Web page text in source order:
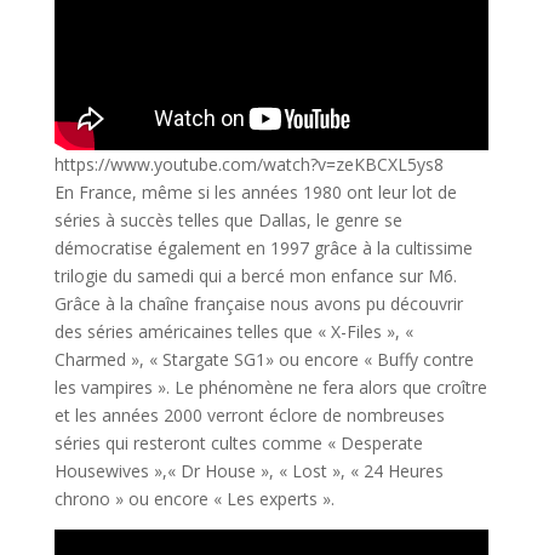
https://www.youtube.com/watch?v=zeKBCXL5ys8
En France, même si les années 1980 ont leur lot de
séries à succès telles que Dallas, le genre se
démocratise également en 1997 grâce à la cultissime
trilogie du samedi qui a bercé mon enfance sur M6.
Grâce à la chaîne française nous avons pu découvrir
des séries américaines telles que « X-Files », «
Charmed », « Stargate SG1» ou encore « Buffy contre
les vampires ». Le phénomène ne fera alors que croître
et les années 2000 verront éclore de nombreuses
séries qui resteront cultes comme « Desperate
Housewives »,« Dr House », « Lost », « 24 Heures
chrono » ou encore « Les experts ».